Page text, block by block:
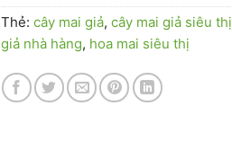
Thẻ: cây mai giả, cây mai giả siêu thị
giả nhà hàng, hoa mai siêu thị